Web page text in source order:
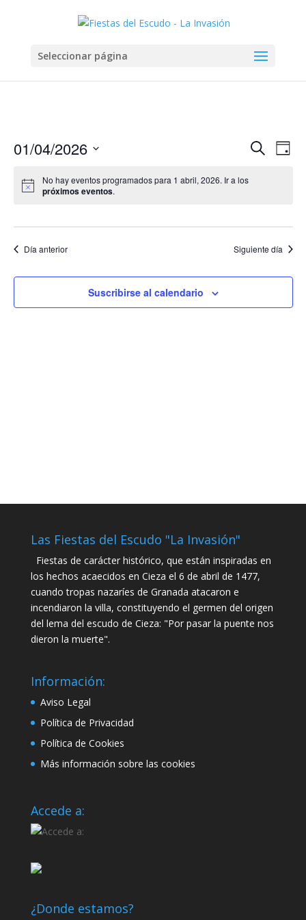
Seleccionar página
de
Buscar
de
Día
01/04/2026
fecha.
No hay eventos programados para 1 abril, 2026. Ir a los
próximos eventos.
Día anterior Siguiente día
Suscribirse al calendario
Las Fiestas del Escudo "La Invasión"
Fiestas de carácter histórico, que están inspiradas en
los hechos acaecidos en Cieza el 6 de abril de 1477,
cuando tropas nazaríes de Granada atacaron e
incendiaron la villa, constituyendo el germen del origen
del lema del escudo de Cieza: "Por pasar la puente nos
dieron la muerte".
Información:
Aviso Legal
Política de Privacidad
Política de Cookies
Más información sobre las cookies
Accede a:
¿Donde estamos?